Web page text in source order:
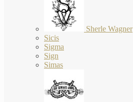
Sherle Wagner
Sicis
Sigma
Sign
Simas